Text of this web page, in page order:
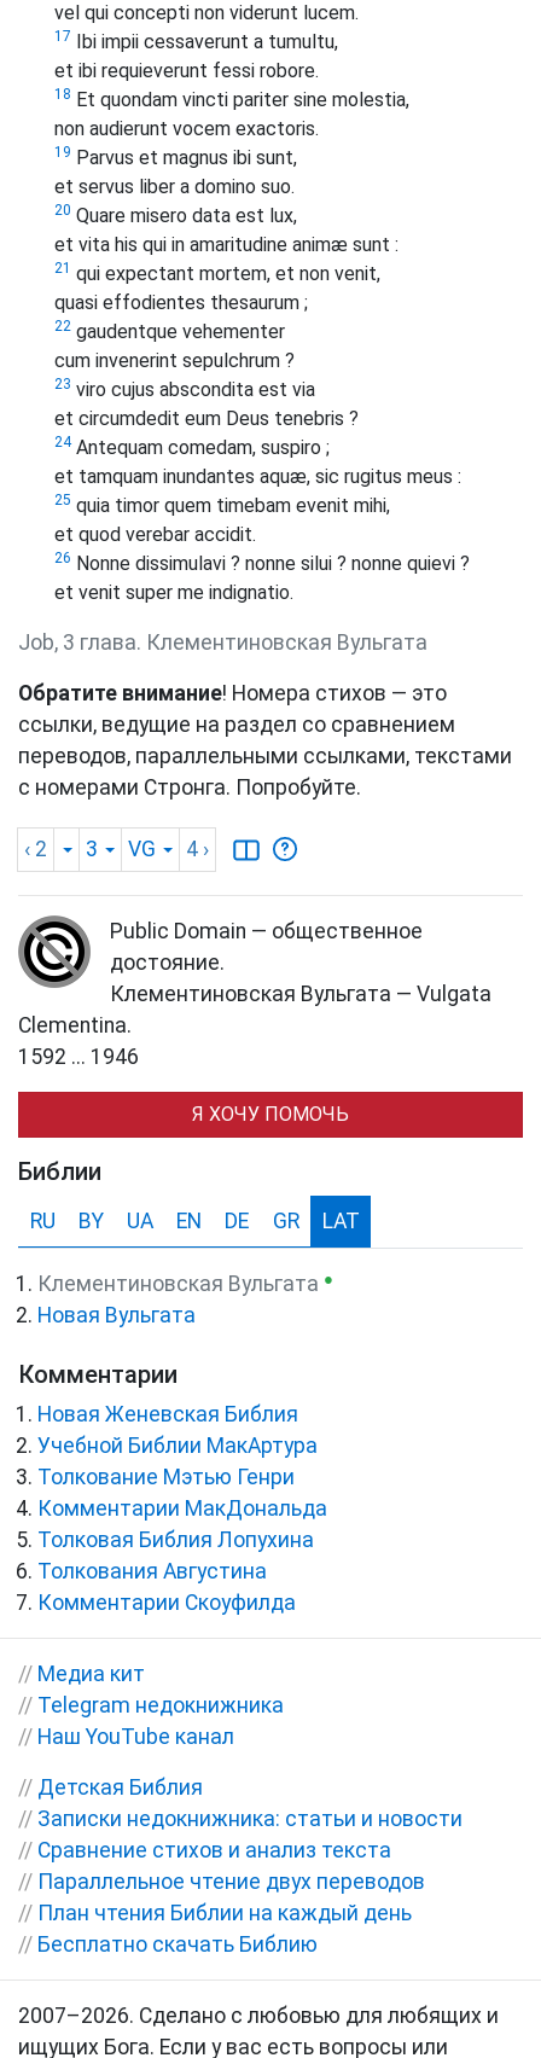
vel qui concepti non viderunt lucem.
17
Ibi impii cessaverunt a tumultu,
et ibi requieverunt fessi robore.
18 Et quondam vincti pariter sine molestia,
non audierunt vocem exactoris.
19 Parvus et magnus ibi sunt,
et servus liber a domino suo.
20 Quare misero data est lux,
et vita his qui in amaritudine animæ sunt :
21 qui expectant mortem, et non venit,
quasi effodientes thesaurum ;
22 gaudentque vehementer
cum invenerint sepulchrum ?
23 viro cujus abscondita est via
et circumdedit eum Deus tenebris ?
24Antequam comedam, suspiro ;
et tamquam inundantes aquæ, sic rugitus meus :
25 quia timor quem timebam evenit mihi,
et quod verebar accidit.
26 Nonne dissimulavi ? nonne silui ? nonne quievi ?
et venit super me indignatio.
Job, 3 глава. Клементиновская Вульгата
Обратите внимание! Номера стихов — это
ссылки, ведущие на раздел со сравнением
переводов, параллельными ссылками, текстами
с номерами Стронга. Попробуйте.
‹ 2 3 VG 4 ›
Public Domain — общественное
достояние.
Клементиновская Вульгата — Vulgata
Clementina.
1592 ... 1946
Я ХОЧУ ПОМОЧЬ
Библии
RU BY UA EN DE GR LAT
Клементиновская Вульгата ●
Новая Вульгата
Комментарии
Новая Женевская Библия
Учебной Библии МакАртура
Толкование Мэтью Генри
Комментарии МакДональда
Толковая Библия Лопухина
Толкования Августина
Комментарии Скоуфилда
// Медиа кит
// Telegram недокнижника
// Наш YouTube канал
// Детская Библия
// Записки недокнижника: статьи и новости
// Сравнение стихов и анализ текста
// Параллельное чтение двух переводов
// План чтения Библии на каждый день
// Бесплатно скачать Библию
2007–2026. Сделано с любовью для любящих и
ищущих Бога. Если у вас есть вопросы или